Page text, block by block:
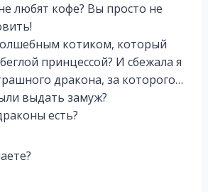
любят кофе? Вы просто не
котиком, который
принцессой? И сбежала я
дракона, за которого…
выдать замуж?
есть?